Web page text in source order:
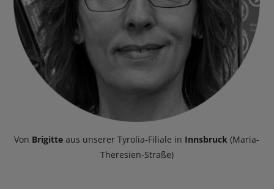
Von Brigitte aus unserer Tyrolia-Filiale in Innsbruck (Maria-
Theresien-Straße)